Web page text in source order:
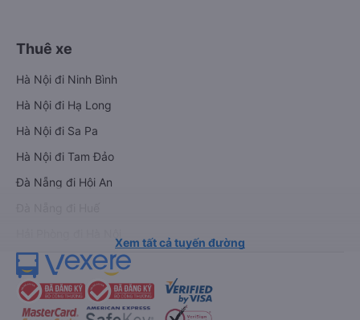
Thuê xe
Hà Nội đi Ninh Bình
Hà Nội đi Hạ Long
Hà Nội đi Sa Pa
Hà Nội đi Tam Đảo
Đà Nẵng đi Hội An
Xem tất cả tuyến đường